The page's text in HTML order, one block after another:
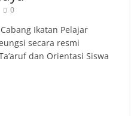
0
Ikatan Pelajar
secara resmi
dan Orientasi Siswa